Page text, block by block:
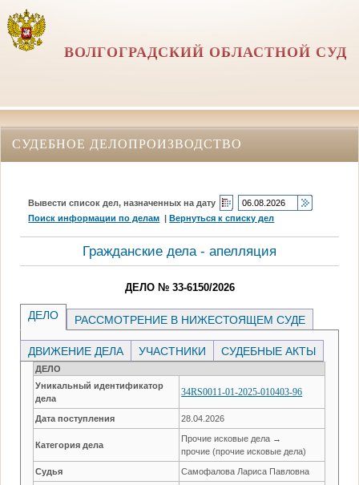
ВОЛГОГРАДСКИЙ ОБЛАСТНОЙ СУД
СУДЕБНОЕ ДЕЛОПРОИЗВОДСТВО
Вывести список дел, назначенных на дату
Поиск информации по делам |Вернуться к списку дел
Гражданские дела - апелляция
ДЕЛО № 33-6150/2026
ДЕЛО РАССМОТРЕНИЕ В НИЖЕСТОЯЩЕМ СУДЕ
ДВИЖЕНИЕ ДЕЛА УЧАСТНИКИ СУДЕБНЫЕ АКТЫ
ДЕЛО
Уникальный идентификатор
дела
34RS0011-01-2025-010403-96
Дата поступления 28.04.2026
Категория дела
Прочие исковые дела →
прочие (прочие исковые дела)
Судья Самофалова Лариса Павловна